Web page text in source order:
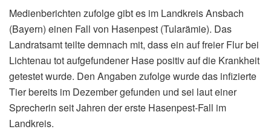
Medienberichten zufolge gibt es im Landkreis Ansbach
(Bayern) einen Fall von Hasenpest (Tularämie). Das
Landratsamt teilte demnach mit, dass ein auf freier Flur bei
Lichtenau tot aufgefundener Hase positiv auf die Krankheit
getestet wurde. Den Angaben zufolge wurde das infizierte
Tier bereits im Dezember gefunden und sei laut einer
Sprecherin seit Jahren der erste Hasenpest-Fall im
Landkreis.